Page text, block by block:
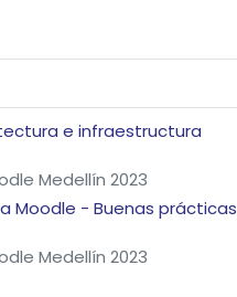
e infraestructura
Medellín 2023
Moodle - Buenas prácticas
Medellín 2023